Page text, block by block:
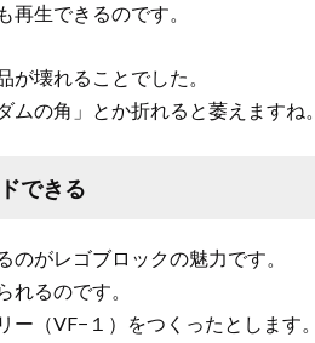
生できるのです。
壊れることでした。
の角」とか折れると萎えますね。
できる
がレゴブロックの魅力です。
るのです。
（VF−１）をつくったとします。